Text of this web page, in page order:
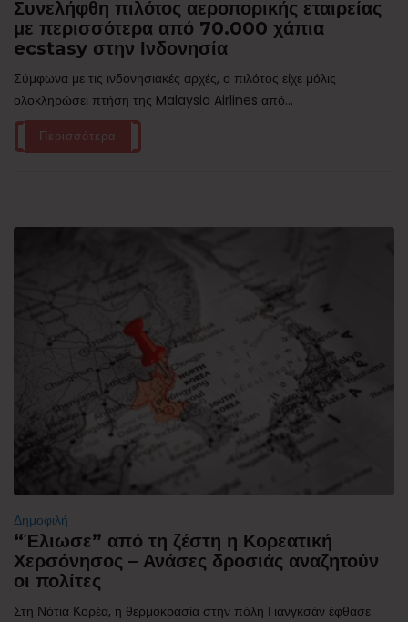
Συνελήφθη πιλότος αεροπορικής εταιρείας
με περισσότερα από 70.000 χάπια
ecstasy στην Ινδονησία
Σύμφωνα με τις ινδονησιακές αρχές, ο πιλότος είχε μόλις
ολοκληρώσει πτήση της Malaysia Airlines από...
Περισσότερα
Δημοφιλή
“Έλιωσε” από τη ζέστη η Κορεατική
Χερσόνησος – Ανάσες δροσιάς αναζητούν
οι πολίτες
Στη Νότια Κορέα, η θερμοκρασία στην πόλη Γιανγκσάν έφθασε